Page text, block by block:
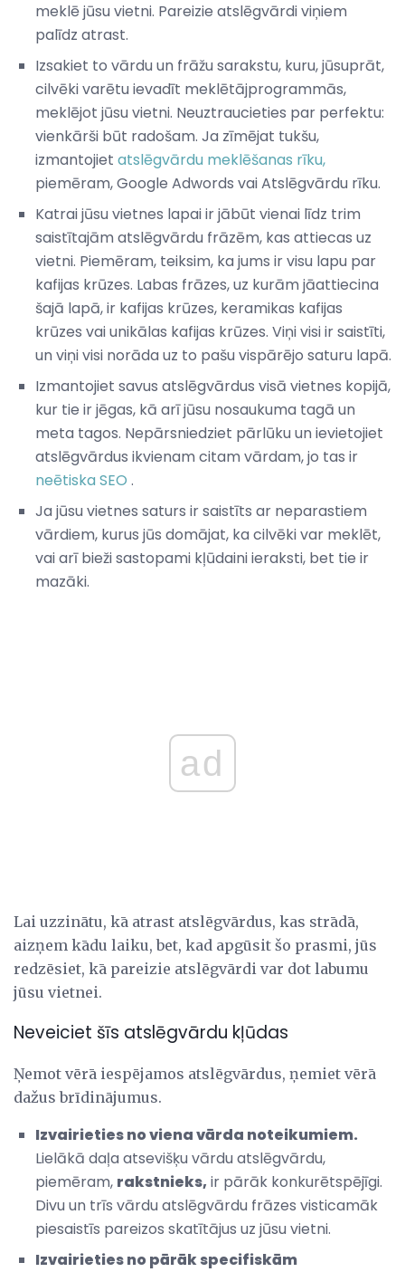
meklē jūsu vietni. Pareizie atslēgvārdi viņiem
palīdz atrast.
Izsakiet to vārdu un frāžu sarakstu, kuru, jūsuprāt,
cilvēki varētu ievadīt meklētājprogrammās,
meklējot jūsu vietni. Neuztraucieties par perfektu:
vienkārši būt radošam. Ja zīmējat tukšu,
izmantojiet atslēgvārdu meklēšanas rīku,
piemēram, Google Adwords vai Atslēgvārdu rīku.
Katrai jūsu vietnes lapai ir jābūt vienai līdz trim
saistītajām atslēgvārdu frāzēm, kas attiecas uz
vietni. Piemēram, teiksim, ka jums ir visu lapu par
kafijas krūzes. Labas frāzes, uz kurām jāattiecina
šajā lapā, ir kafijas krūzes, keramikas kafijas
krūzes vai unikālas kafijas krūzes. Viņi visi ir saistīti,
un viņi visi norāda uz to pašu vispārējo saturu lapā.
Izmantojiet savus atslēgvārdus visā vietnes kopijā,
kur tie ir jēgas, kā arī jūsu nosaukuma tagā un
meta tagos. Nepārsniedziet pārlūku un ievietojiet
atslēgvārdus ikvienam citam vārdam, jo ​​tas ir
neētiska SEO .
Ja jūsu vietnes saturs ir saistīts ar neparastiem
vārdiem, kurus jūs domājat, ka cilvēki var meklēt,
vai arī bieži sastopami kļūdaini ieraksti, bet tie ir
mazāki.
ad
Lai uzzinātu, kā atrast atslēgvārdus, kas strādā,
aizņem kādu laiku, bet, kad apgūsit šo prasmi, jūs
redzēsiet, kā pareizie atslēgvārdi var dot labumu
jūsu vietnei.
Neveiciet šīs atslēgvārdu kļūdas
Ņemot vērā iespējamos atslēgvārdus, ņemiet vērā
dažus brīdinājumus.
Izvairieties no viena vārda noteikumiem.
Lielākā daļa atsevišķu vārdu atslēgvārdu,
piemēram, rakstnieks, ir pārāk konkurētspējīgi.
Divu un trīs vārdu atslēgvārdu frāzes visticamāk
piesaistīs pareizos skatītājus uz jūsu vietni.
Izvairieties no pārāk specifiskām